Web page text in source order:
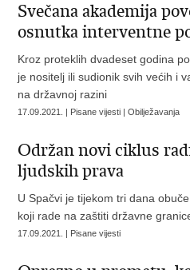
Svečana akademija
osnutka interventne
Kroz proteklih dvadeset godina
je nositelj ili sudionik svih većih i
na državnoj razini
17.09.2021. | Pisane vijesti | Obilježavanja
Održan novi ciklus
ljudskih prava
U Spačvi je tijekom tri dana
koji rade na zaštiti državne
17.09.2021. | Pisane vijesti